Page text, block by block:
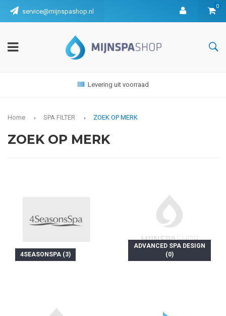
service@mijnspashop.nl
0
Levering uit voorraad
Home SPA FILTER ZOEK OP MERK
ZOEK OP MERK
4SEASONSPA (3)
ADVANCED SPA DESIGN
(0)